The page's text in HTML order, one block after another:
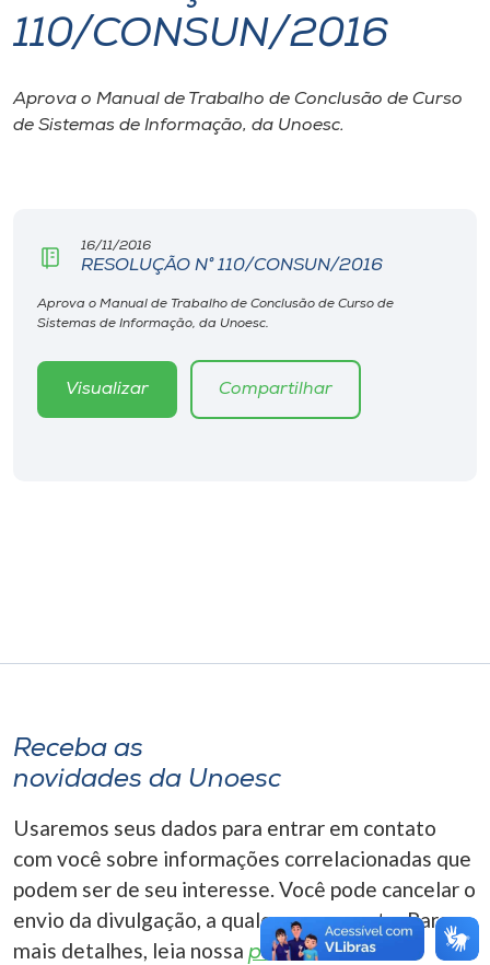
I.nova
Diplomados
CPA
Biblioteca
Editora
A-
110/CONSUN/2016
Aprova o Manual de Trabalho de Conclusão de Curso
de Sistemas de Informação, da Unoesc.
16/11/2016
RESOLUÇÃO N° 110/CONSUN/2016
Aprova o Manual de Trabalho de Conclusão de Curso de
Sistemas de Informação, da Unoesc.
Visualizar Compartilhar
Receba as
novidades da Unoesc
Usaremos seus dados para entrar em contato
com você sobre informações correlacionadas que
podem ser de seu interesse. Você pode cancelar o
envio da divulgação, a qualquer momento. Para
mais detalhes, leia nossa política de